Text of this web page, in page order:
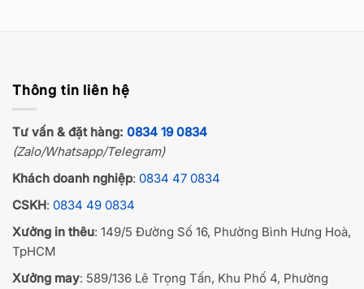
Thông tin liên hệ
Tư vấn & đặt hàng: 0834 19 0834
(Zalo/Whatsapp/Telegram)
Khách doanh nghiệp: 0834 47 0834
CSKH: 0834 49 0834
Xưởng in thêu: 149/5 Đường Số 16, Phường Bình Hưng Hoà,
TpHCM
Xưởng may: 589/136 Lê Trọng Tấn, Khu Phố 4, Phường